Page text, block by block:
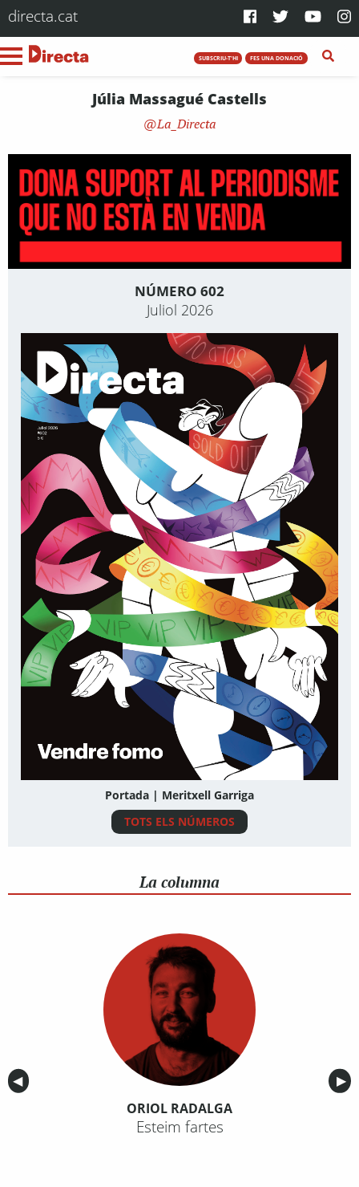
directa.cat
SUBSCRIU-T'HI FES UNA DONACIÓ
Júlia Massagué Castells
La_Directa
NÚMERO 602
Juliol 2026
Portada | Meritxell Garriga
TOTS ELS NÚMEROS
La columna
Anterior
◀︎ ▶︎
ORIOL RADALGA
Esteim fartes